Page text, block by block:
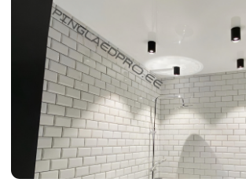
Läikivad pinglaed on suurepärane valik neile, kes
soovivad interjööri rohkem avarust ja valgust. Tänu
oma võimele peegeldada kuni 90% valgust, loovad
need elegantse poolpeegelpinna, mis lisab ruumile
sügavust ja iseloomu.Läikiva lae abil näib ruum
kõrgem ja laiem, mistõttu sobib see suurepäraselt
nii väikestesse ruumidesse, nagu vannitoad ja
koridorid, kui ka avaratesse elutuppa või
kontorisse.
Need laed suudavad taluda kuni 100 liitrit vett
üleujutuse korral, muutes need praktiliseks ja
vastupidavaks valikuks. Need näevad suurepärased
välja nii ühekihilisena kui ka keerukates